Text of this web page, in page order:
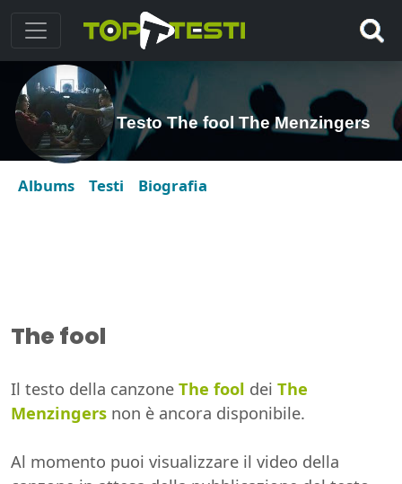
Testo The fool The Menzingers
Albums Testi Biografia
The fool
Il testo della canzone The fool dei The
Menzingers non è ancora disponibile.
Al momento puoi visualizzare il video della